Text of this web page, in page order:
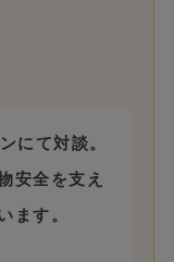
にて対談。
安全を支え
ます。